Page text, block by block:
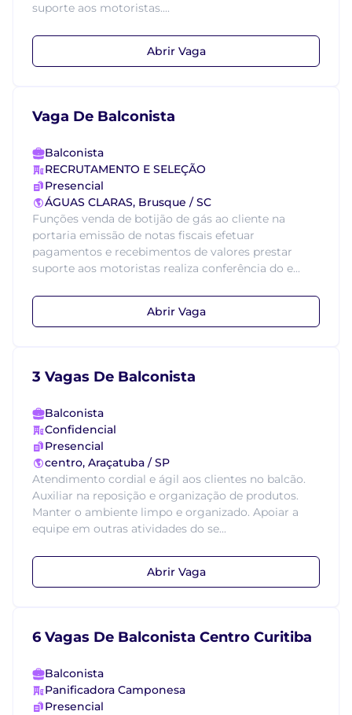
suporte aos motoristas....
Abrir Vaga
Vaga De Balconista
Balconista
RECRUTAMENTO E SELEÇÃO
Presencial
ÁGUAS CLARAS, Brusque / SC
Funções venda de botijão de gás ao cliente na
portaria emissão de notas fiscais efetuar
pagamentos e recebimentos de valores prestar
suporte aos motoristas realiza conferência do e...
Abrir Vaga
3 Vagas De Balconista
Balconista
Confidencial
Presencial
centro, Araçatuba / SP
Atendimento cordial e ágil aos clientes no balcão.
Auxiliar na reposição e organização de produtos.
Manter o ambiente limpo e organizado. Apoiar a
equipe em outras atividades do se...
Abrir Vaga
6 Vagas De Balconista Centro Curitiba
Balconista
Panificadora Camponesa
Presencial